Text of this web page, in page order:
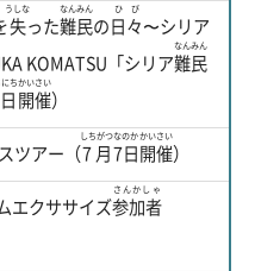
失
うしな
った難民
なんみん
の日々
ひび
〜シリア
KOMATSU「シリア難民
なんみん
ち
開催
かいさい
）
ツアー（7月
しちがつ
7日
なのか
開催
かいさい
）
エクササイズ参加者
さんかしゃ